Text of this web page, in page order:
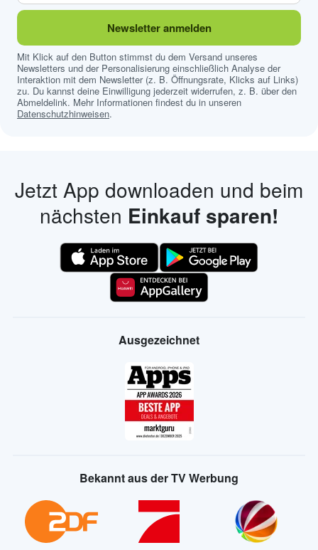
Newsletter anmelden
Mit Klick auf den Button stimmst du dem Versand unseres
Newsletters und der Personalisierung einschließlich Analyse der
Interaktion mit dem Newsletter (z. B. Öffnungsrate, Klicks auf Links)
zu. Du kannst deine Einwilligung jederzeit widerrufen, z. B. über den
Abmeldelink. Mehr Informationen findest du in unseren
Datenschutzhinweisen.
Jetzt App downloaden und beim
nächsten Einkauf sparen!
Ausgezeichnet
Bekannt aus der TV Werbung